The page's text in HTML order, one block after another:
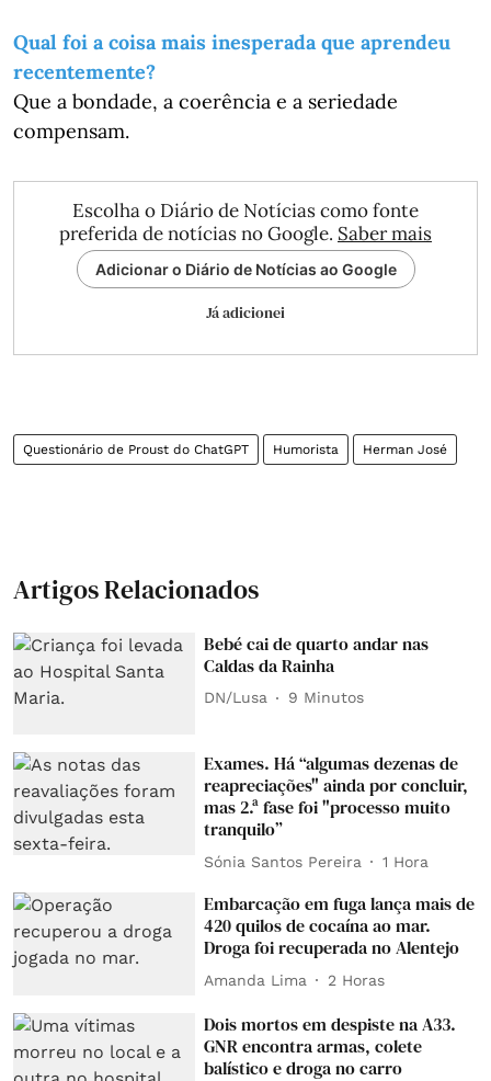
Qual foi a coisa mais inesperada que aprendeu
recentemente?
Que a bondade, a coerência e a seriedade
compensam.
Escolha o Diário de Notícias como fonte
preferida de notícias no Google. Saber mais
Adicionar o Diário de Notícias ao Google
Já adicionei
Questionário de Proust do ChatGPT Humorista Herman José
Artigos Relacionados
Bebé cai de quarto andar nas
Caldas da Rainha
DN/Lusa 9 Minutos
Exames. Há “algumas dezenas de
reapreciações" ainda por concluir,
mas 2.ª fase foi "processo muito
tranquilo”
Sónia Santos Pereira 1 Hora
Embarcação em fuga lança mais de
420 quilos de cocaína ao mar.
Droga foi recuperada no Alentejo
Amanda Lima 2 Horas
Dois mortos em despiste na A33.
GNR encontra armas, colete
balístico e droga no carro